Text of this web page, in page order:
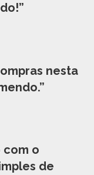
nesta
com o
de